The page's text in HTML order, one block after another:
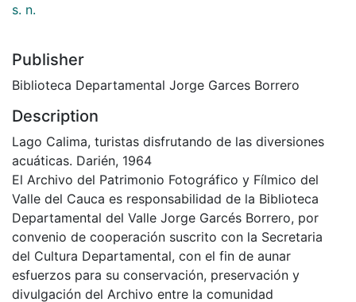
s. n.
Publisher
Biblioteca Departamental Jorge Garces Borrero
Description
Lago Calima, turistas disfrutando de las diversiones
acuáticas. Darién, 1964
El Archivo del Patrimonio Fotográfico y Fílmico del
Valle del Cauca es responsabilidad de la Biblioteca
Departamental del Valle Jorge Garcés Borrero, por
convenio de cooperación suscrito con la Secretaria
del Cultura Departamental, con el fin de aunar
esfuerzos para su conservación, preservación y
divulgación del Archivo entre la comunidad